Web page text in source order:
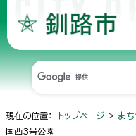
現在の位置： トップページ > まち
国西3号公園